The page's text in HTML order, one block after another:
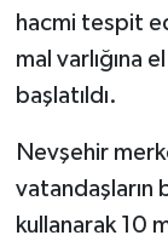
hacmi tespit
mal varlığına
başlatıldı.
Nevşehir
vatandaşların
kullanarak 10